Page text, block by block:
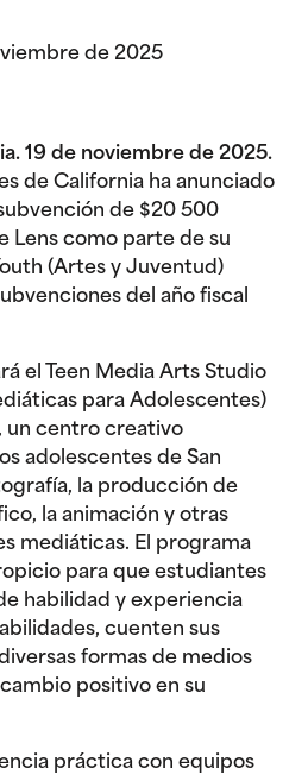
de 2025
19 de noviembre de 2025.
de California ha anunciado
de $20 500
Lens como parte de su
(Artes y Juventud)
del año fiscal
el Teen Media Arts Studio
para Adolescentes)
un centro creativo
adolescentes de San
la producción de
la animación y otras
mediáticas. El programa
para que estudiantes
habilidad y experiencia
cuenten sus
formas de medios
positivo en su
práctica con equipos